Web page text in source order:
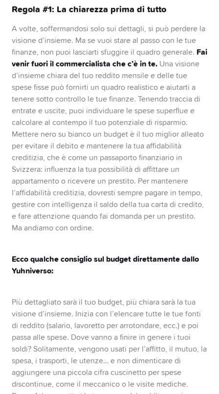
Regola #1: La chiarezza prima di tutto
A volte, soffermandosi solo sui dettagli, si può perdere la
visione d’insieme. Ma se vuoi stare al passo con le tue
finanze, non puoi lasciarti sfuggire il quadro generale. Fai
venir fuori il commercialista che c’è in te. Una visione
d’insieme chiara del tuo reddito mensile e delle tue
spese fisse può fornirti un quadro realistico e aiutarti a
tenere sotto controllo le tue finanze. Tenendo traccia di
entrate e uscite, puoi individuare le spese superflue e
calcolare al contempo il tuo potenziale di risparmio.
Mettere nero su bianco un budget è il tuo miglior alleato
per evitare il debito e mantenere la tua affidabilità
creditizia, che è come un passaporto finanziario in
Svizzera: influenza la tua possibilità di affittare un
appartamento o ricevere un prestito. Per mantenere
l’affidabilità creditizia, dovresti sempre pagare in tempo,
gestire con intelligenza il saldo della tua carta di credito,
e fare attenzione quando fai domanda per un prestito.
Ma andiamo con ordine.
Ecco qualche consiglio sul budget direttamente dallo
Yuhniverso:
Più dettagliato sarà il tuo budget, più chiara sarà la tua
visione d’insieme. Inizia con l’elencare tutte le tue fonti
di reddito (salario, lavoretto per arrotondare, ecc.) e poi
passa alle spese. Dove vanno a finire in genere i tuoi
soldi? Solitamente, vengono usati per l’affitto, il mutuo, la
spesa, i trasporti, le utenze… e non dimenticare di
aggiungere una piccola cifra cuscinetto per spese
discontinue, come il meccanico o le visite mediche.